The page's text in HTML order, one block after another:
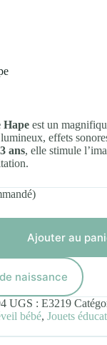
Hape est un
effets
ans, elle stimule
Ajouter au
naissance
UGS : E3219
bébé, Jouets